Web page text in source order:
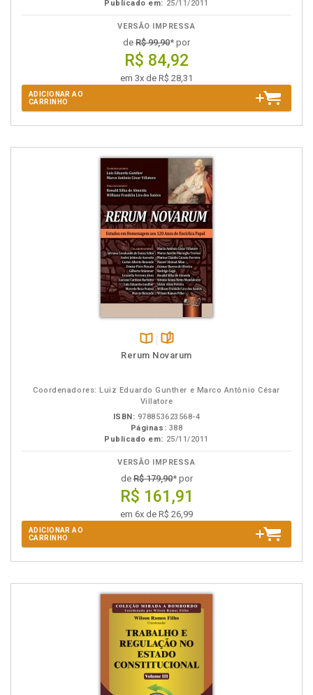
Publicado em: 25/11/2011
VERSÃO IMPRESSA
de R$ 99,90* por
R$ 84,92
em 3x de R$ 28,31
ADICIONAR AO
CARRINHO
Disponível
páginas
Rerum Novarum
Coordenadores: Luiz Eduardo Gunther e Marco Antônio César
Villatore
ISBN: 978853623568-4
Páginas: 388
Publicado em: 25/11/2011
VERSÃO IMPRESSA
deR$ 179,90* por
R$ 161,91
em 6x de R$ 26,99
ADICIONAR AO
CARRINHO